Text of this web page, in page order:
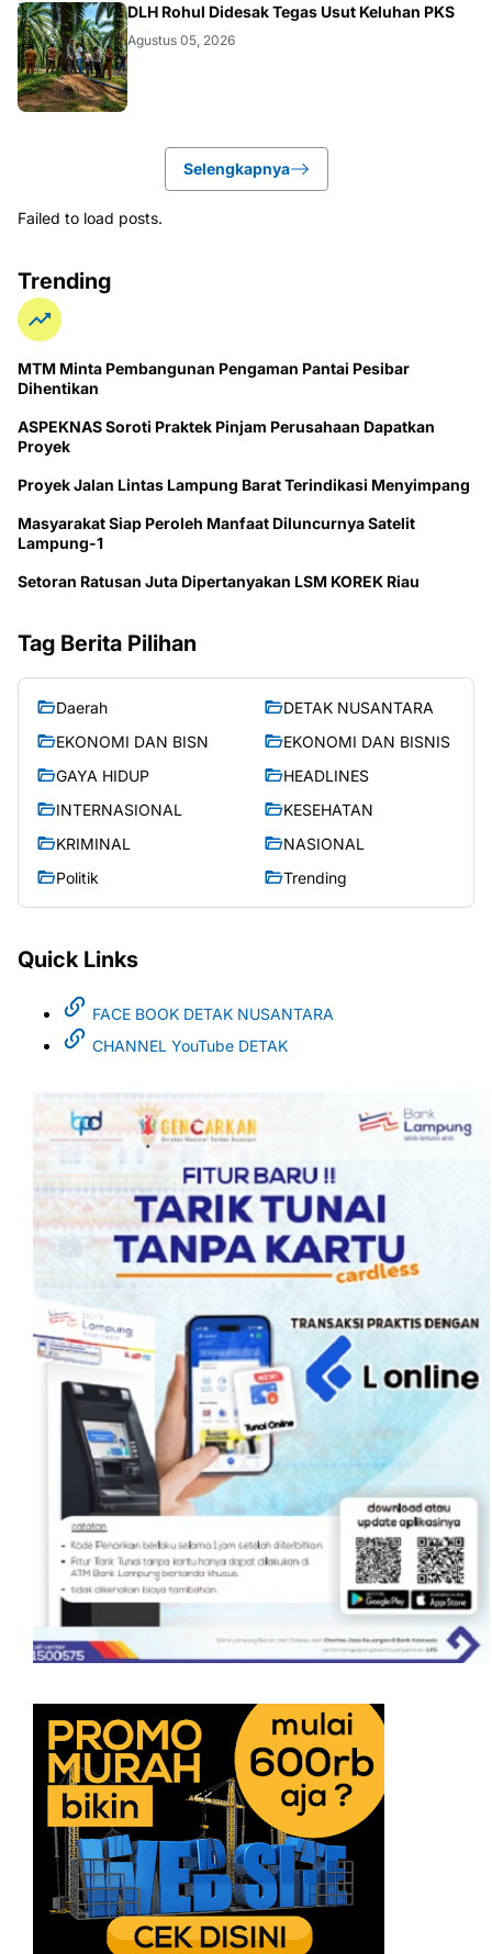
DAERAH DLH Rohul Didesak Tegas Usut Keluhan PKS
Agustus 05, 2026
Selengkapnya
Failed to load posts.
Trending
MTM Minta Pembangunan Pengaman Pantai Pesibar
Dihentikan
ASPEKNAS Soroti Praktek Pinjam Perusahaan Dapatkan
Proyek
Proyek Jalan Lintas Lampung Barat Terindikasi Menyimpang
Masyarakat Siap Peroleh Manfaat Diluncurnya Satelit
Lampung-1
Setoran Ratusan Juta Dipertanyakan LSM KOREK Riau
Tag Berita Pilihan
Daerah
DETAK NUSANTARA
EKONOMI DAN BISN
EKONOMI DAN BISNIS
GAYA HIDUP
HEADLINES
INTERNASIONAL
KESEHATAN
KRIMINAL
NASIONAL
Politik
Trending
Quick Links
FACE BOOK DETAK NUSANTARA
CHANNEL YouTube DETAK